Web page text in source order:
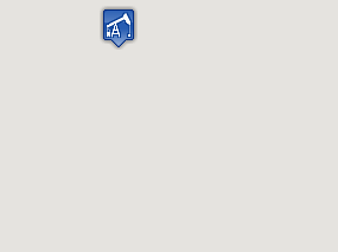
NASIL ÇALIŞIR?